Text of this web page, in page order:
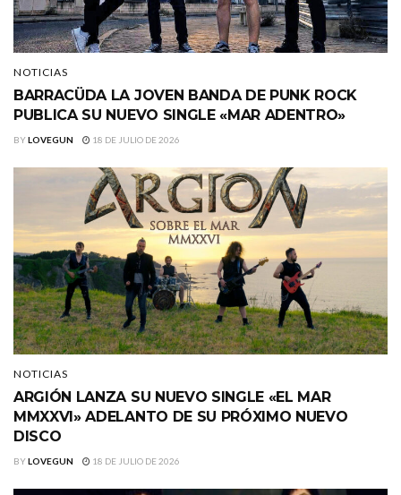
NOTICIAS
BARRACÜDA LA JOVEN BANDA DE PUNK ROCK
PUBLICA SU NUEVO SINGLE «MAR ADENTRO»
BYLOVEGUN 18 DE JULIO DE 2026
NOTICIAS
ARGIÓN LANZA SU NUEVO SINGLE «EL MAR
MMXXVI» ADELANTO DE SU PRÓXIMO NUEVO
DISCO
BYLOVEGUN 18 DE JULIO DE 2026